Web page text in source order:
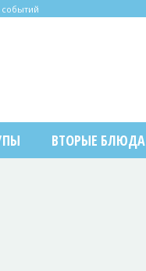
событий
ВТОРЫЕ БЛЮДА